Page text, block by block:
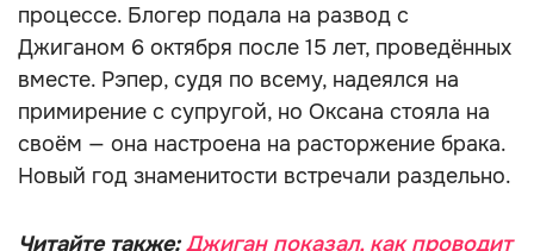
процессе. Блогер подала на развод с
Джиганом 6 октября после 15 лет, проведённых
вместе. Рэпер, судя по всему, надеялся на
примирение с супругой, но Оксана стояла на
своём — она настроена на расторжение брака.
Новый год знаменитости встречали раздельно.
Читайте также:Джиган показал, как проводит